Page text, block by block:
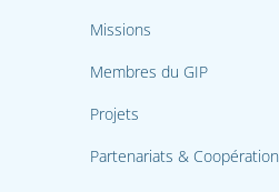
Missions
Membres du GIP
Projets
Partenariats & Coopération